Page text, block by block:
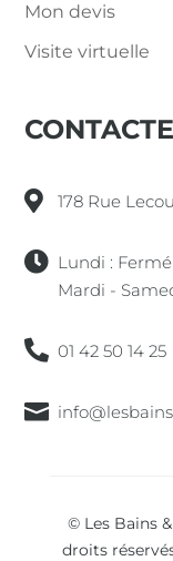
Mon devis
Visite virtuelle
178 Rue
Lundi : Fermé
Mardi -
01 42 50 14 25
© Les Bains
droits